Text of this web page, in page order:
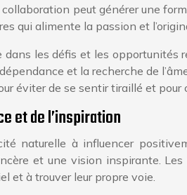
peut générer une
qui alimente la passion et
les défis et les opportunités
et la recherche de
éviter de se sentir tiraillé et pour
et de l’inspiration
naturelle à influencer
et une vision inspirante.
et à trouver leur propre voie.